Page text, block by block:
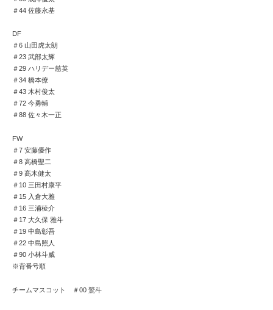
＃44 佐藤永基
DF
＃6 山田虎太朗
＃23 武部太輝
＃29 ハリデー慈英
＃34 橋本僚
＃43 木村俊太
＃72 今勇輔
＃88 佐々木一正
FW
＃7 安藤優作
＃8 高橋聖二
＃9 髙木健太
＃10 三田村康平
＃15 入倉大雅
＃16 三浦稜介
＃17 大久保 雅斗
＃19 中島彰吾
＃22 中島照人
＃90 小林斗威
※背番号順
チームマスコット ＃00 鷲斗